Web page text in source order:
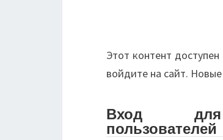
Этот контент
войдите на сайт.
Вход для
пользователей